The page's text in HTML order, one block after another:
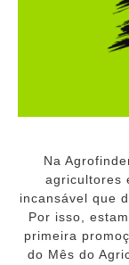
Na
agricultores
incansável que
Por isso,
primeira
do Mês do